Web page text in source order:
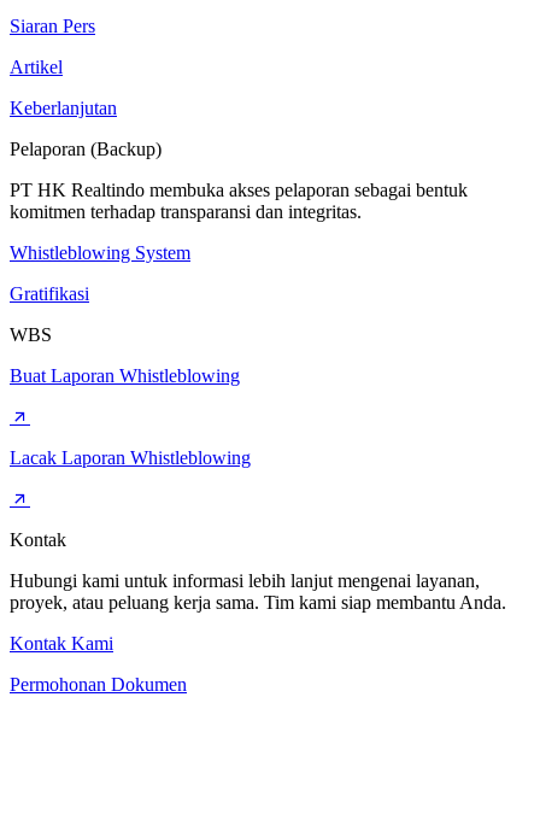
Siaran Pers
Artikel
Keberlanjutan
Pelaporan (Backup)
PT HK Realtindo membuka akses pelaporan sebagai bentuk
komitmen terhadap transparansi dan integritas.
Whistleblowing System
Gratifikasi
WBS
Buat Laporan Whistleblowing
Lacak Laporan Whistleblowing
Kontak
Hubungi kami untuk informasi lebih lanjut mengenai layanan,
proyek, atau peluang kerja sama. Tim kami siap membantu Anda.
Kontak Kami
Permohonan Dokumen